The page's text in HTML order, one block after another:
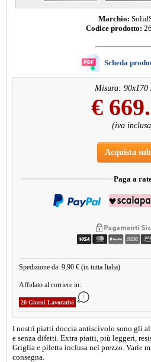
Marchio:
Codice prodotto:
Scheda
Misura: 90x170
€
(iva
Acquista
Paga a
Spedizione da: 9,90 € (in tutta Italia)
Affidato al corriere in:
20 Giorni Lavorativi
I nostri piatti doccia antiscivolo sono gli
e senza difetti. Extra piatti, più leggeri,
Griglia e piletta inclusa nel prezzo. Varie
consegna.